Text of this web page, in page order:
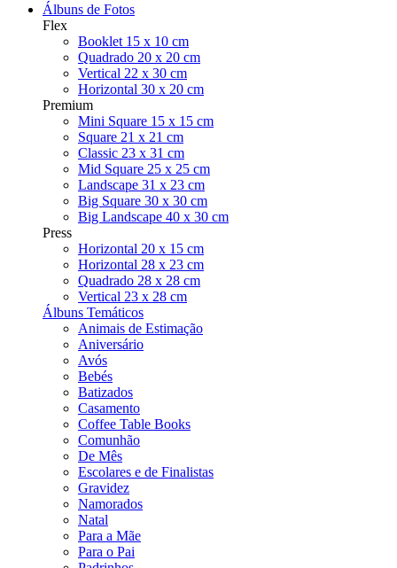
Álbuns de Fotos
Flex
Booklet 15 x 10 cm
Quadrado 20 x 20 cm
Vertical 22 x 30 cm
Horizontal 30 x 20 cm
Premium
Mini Square 15 x 15 cm
Square 21 x 21 cm
Classic 23 x 31 cm
Mid Square 25 x 25 cm
Landscape 31 x 23 cm
Big Square 30 x 30 cm
Big Landscape 40 x 30 cm
Press
Horizontal 20 x 15 cm
Horizontal 28 x 23 cm
Quadrado 28 x 28 cm
Vertical 23 x 28 cm
Álbuns Temáticos
Animais de Estimação
Aniversário
Avós
Bebés
Batizados
Casamento
Coffee Table Books
Comunhão
De Mês
Escolares e de Finalistas
Gravidez
Namorados
Natal
Para a Mãe
Para o Pai